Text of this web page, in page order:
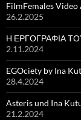
FilmFemales
26.2.2025
Η ΕΡΓΟΓΡΑΦΙΑ
2.11.2024
EGOciety by Ina
28.4.2024
Asteris und Ina
21.2.2024